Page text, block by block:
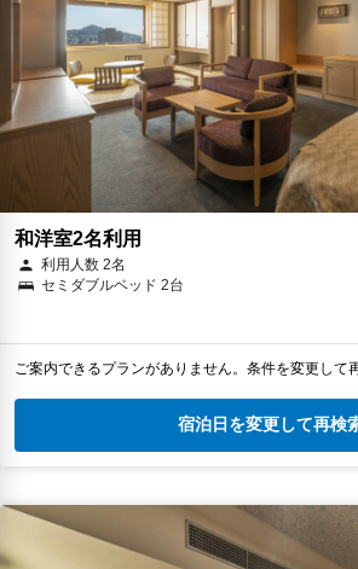
和洋室2名利用
利用人数 2名
セミダブルベッド 2台
ご案内できるプランがありません。条件を変更して
宿泊日を変更して再検